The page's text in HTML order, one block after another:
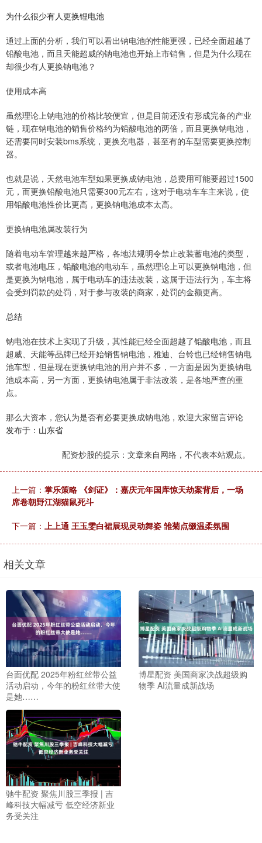
为什么很少有人更换锂电池
通过上面的分析，我们可以看出钠电池的性能更强，已经全面超越了
铅酸电池，而且天能超威的钠电池也开始上市销售，但是为什么现在
却很少有人更换钠电池？
使用成本高
虽然理论上钠电池的价格比较便宜，但是目前还没有形成完备的产业
链，现在钠电池的销售价格约为铅酸电池的两倍，而且更换钠电池，
还需要同时安装bms系统，更换充电器，甚至有的车型需要更换控制
器。
也就是说，天然电池车型如果更换成钠电池，总费用可能要超过1500
元，而更换铅酸电池只需要300元左右，这对于电动车车主来说，使
用铅酸电池性价比更高，更换钠电池成本太高。
更换钠电池属改装行为
随着电动车管理越来越严格，各地法规明令禁止改装蓄电池的类型，
或者电池电压，铅酸电池的电动车，虽然理论上可以更换钠电池，但
是更换为钠电池，属于电动车的违法改装，这属于违法行为，车主将
会受到罚款的处罚，对于参与改装的商家，处罚的金额更高。
总结
钠电池在技术上实现了升级，其性能已经全面超越了铅酸电池，而且
超威、天能等品牌已经开始销售钠电池，雅迪、台铃也已经销售钠电
池车型，但是现在更换钠电池的用户并不多，一方面是因为更换钠电
池成本高，另一方面，更换钠电池属于非法改装，是各地严查的重
点。
那么大资本，您认为是否有必要更换成钠电池，欢迎大家留言评论
发布于：山东省
配资炒股的提示：文章来自网络，不代表本站观点。
上一篇： 掌乐策略 《剑证》：嘉庆元年国库惊天劫案背后，一场
席卷朝野江湖猫鼠死斗
下一篇： 上上通 王玉雯白裙展现灵动舞姿 雏菊点缀温柔氛围
相关文章
台面优配 2025年粉红丝带公益
活动启动，今年的粉红丝带大使
是她……
博星配资 美国商家决战超级购
物季 AI流量成新战场
驰牛配资 聚焦川股三季报 | 吉
峰科技大幅减亏 低空经济新业
务受关注